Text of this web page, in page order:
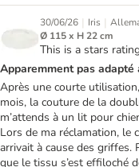
30/06/26 | Iris |
Ø 115 x H 22 cm
This is a stars
Apparemment pas adapté
Après une courte
mois, la couture de la
m’attends à un lit pour
Lors de ma réclamation, le
arrivait à cause des
que le tissu s’est effiloché